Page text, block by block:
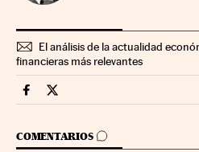
El análisis de la actualidad
financieras más relevantes
Companias Cinco Días en
Companias Cinco Días en
COMENTARIOS
IR A LOS COMENTARIOS